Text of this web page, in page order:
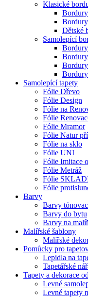
Klasické
Dětské
Samolepící
Samolepící tapety
Fólie Dřevo
Fólie Design
Fólie na
Fólie
Fólie Mramor
Fólie Natur
Fólie na sklo
Fólie UNI
Fólie Imitace
Fólie Metráž
Fólie
Fólie
Barvy
Barvy
Barvy do bytu
Barvy na
Malířské šablony
Malířské
Pomůcky pro
Lepidla na
Tapetářské
Tapety a dekorace
Levné
Levné tapety